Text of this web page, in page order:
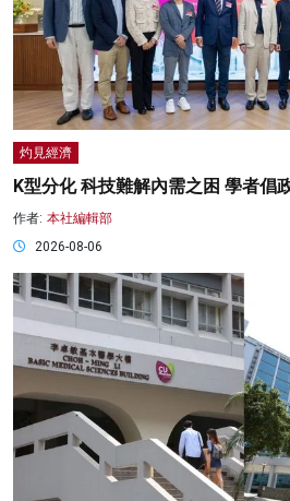
灼見經濟
K型分化 科技難解內需之困 學者倡
作者: 本社編輯部
2026-08-06